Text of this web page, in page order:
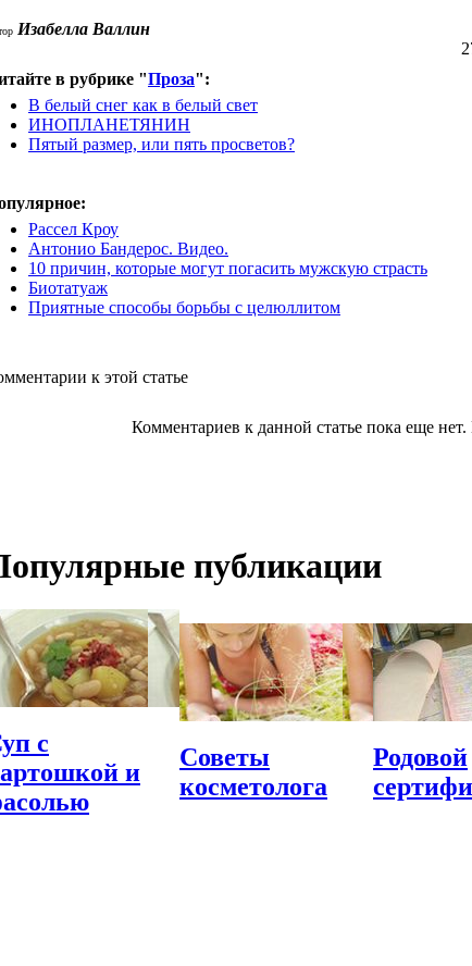
Изабелла Валлин
в рубрике "Проза":
В белый снег как в белый свет
ИНОПЛАНЕТЯНИН
Пятый размер, или пять просветов?
Рассел Кроу
Антонио Бандерос. Видео.
10 причин, которые могут погасить мужскую страсть
Биотатуаж
Приятные способы борьбы с целюллитом
к этой статье
Комментариев к данной статье пока еще
публикации
с
и
Советы
косметолога
Родовой